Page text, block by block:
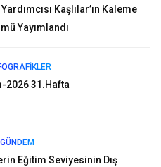
Kaşlılar’ın Kaleme
Yayımlandı
2026 31.Hafta
GÜNDEM
Eğitim Seviyesinin Dış